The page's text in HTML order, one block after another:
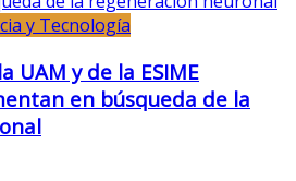
y Tecnología
UAM y de la ESIME
en búsqueda de la